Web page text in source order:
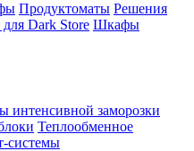
Продуктоматы Решения
Dark Store Шкафы
интенсивной заморозки
Теплообменное
системы